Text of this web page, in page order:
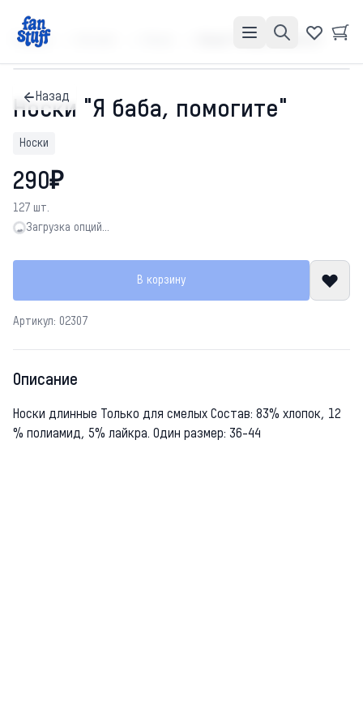
Главная Носки "Я баба, помогите"
Назад
Носки "Я баба, помогите"
Носки
290₽
127 шт.
Загрузка опций…
Загрузка опций…
В корзину
Артикул: 02307
Описание
Носки длинные Только для смелых Состав: 83% хлопок, 12
% полиамид, 5% лайкра. Один размер: 36-44